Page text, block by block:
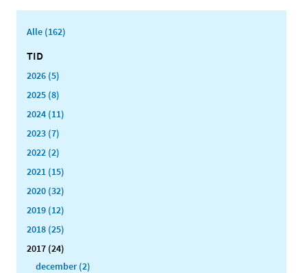
Alle (162)
TID
2026 (5)
2025 (8)
2024 (11)
2023 (7)
2022 (2)
2021 (15)
2020 (32)
2019 (12)
2018 (25)
2017 (24)
december (2)